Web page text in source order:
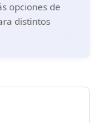
opciones de
distintos